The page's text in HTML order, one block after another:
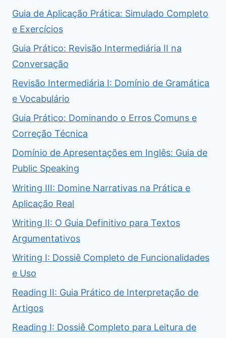
Guia de Aplicação Prática: Simulado Completo
e Exercícios
Guia Prático: Revisão Intermediária II na
Conversação
Revisão Intermediária I: Domínio de Gramática
e Vocabulário
Guia Prático: Dominando o Erros Comuns e
Correção Técnica
Domínio de Apresentações em Inglês: Guia de
Public Speaking
Writing III: Domine Narrativas na Prática e
Aplicação Real
Writing II: O Guia Definitivo para Textos
Argumentativos
Writing I: Dossiê Completo de Funcionalidades
e Uso
Reading II: Guia Prático de Interpretação de
Artigos
Reading I: Dossiê Completo para Leitura de